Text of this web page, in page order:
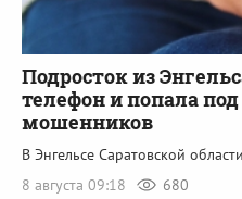
Подросток из
телефон и попала
мошенников
В Энгельсе Саратовской
8 августа 09:18
680